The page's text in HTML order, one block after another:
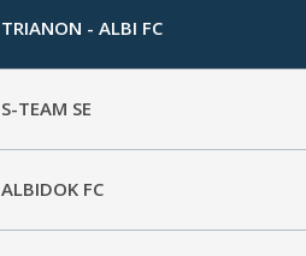
TRIANON - ALBI FC
S-TEAM SE
ALBIDOK FC